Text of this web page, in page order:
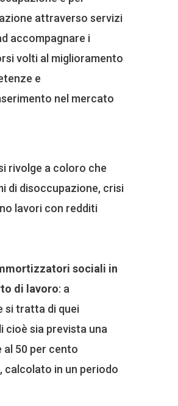
attraverso servizi
accompagnare i
volti al miglioramento
e
nel mercato
rivolge a coloro che
di disoccupazione, crisi
lavori con redditi
sociali in
di lavoro: a
si tratta di quei
cioè sia prevista una
al 50 per cento
calcolato in un periodo